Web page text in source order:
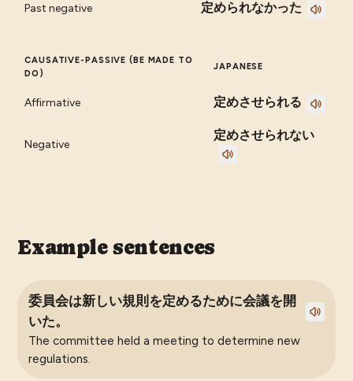
Past negative 定められなかった
CAUSATIVE-PASSIVE (BE MADE TO
DO)
JAPANESE
Affirmative 定めさせられる
Negative
定めさせられない
Example sentences
委員会は新しい規則を定めるために会議を開
いた。
The committee held a meeting to determine new
regulations.